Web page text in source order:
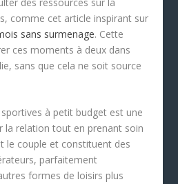
comme cet article inspirant sur
sans surmenage. Cette
ces moments à deux dans
sans que cela ne soit source
à petit budget est une
la relation tout en prenant soin
le couple et constituent des
parfaitement
formes de loisirs plus